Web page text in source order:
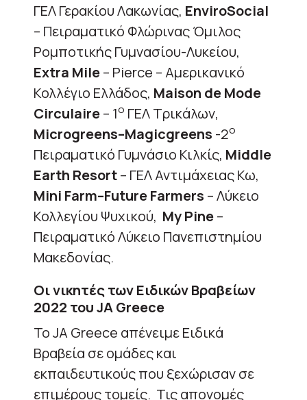
ΓΕΛ Γερακίου Λακωνίας, EnviroSocial
– Πειραματικό Φλώρινας Όμιλος
Ρομποτικής Γυμνασίου-Λυκείου,
Extra Mile– Pierce – Αμερικανικό
Κολλέγιο Ελλάδος, Μaison deMode
Circulaire– 1ο ΓΕΛ Τρικάλων,
Μicrogreens–Magicgreens -2ο
Πειραματικό Γυμνάσιο Κιλκίς, Middle
Earth Resort– ΓΕΛ Αντιμάχειας Κω,
Mini Farm–FutureFarmers – Λύκειο
Κολλεγίου Ψυχικού, MyPine–
Πειραματικό Λύκειο Πανεπιστημίου
Μακεδονίας.
Οι νικητές των Ειδικών Βραβείων
2022 του JA Greece
Το JA Greece απένειμε Ειδικά
Βραβεία σε ομάδες και
εκπαιδευτικούς που ξεχώρισαν σε
επιμέρους τομείς. Τις απονομές